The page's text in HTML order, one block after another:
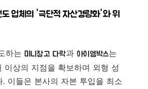
도 업체의 '극단적 자산경량화'와 위
하는 미니창고 다락과 아이엠박스는
이상의 지점을 확보하며 외형 성
. 이들은 본사의 자본 투입을 최소